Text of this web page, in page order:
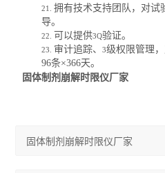
21.拥有技术支持团队，对试
导。
22. 可以提供3Q验证。
23. 审计追踪、3级权限管理 ，
96条×366天。
固体制剂崩解时限仪厂家